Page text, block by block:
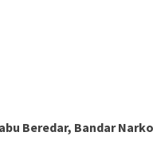
Beredar, Bandar